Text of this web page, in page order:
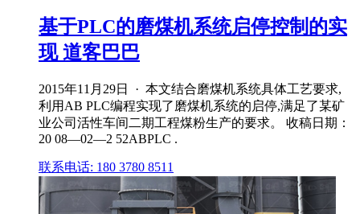
基于PLC的磨煤机系统启停控制的实
现 道客巴巴
2015年11月29日 · 本文结合磨煤机系统具体工艺要求,
利用AB PLC编程实现了磨煤机系统的启停,满足了某矿
业公司活性车间二期工程煤粉生产的要求。 收稿日期：
20 08—02—2 52ABPLC .
联系电话: 180 3780 8511